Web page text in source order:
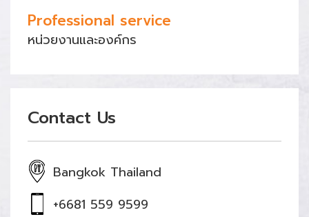
Professional service
หน่วยงานและองค์กร
Contact Us
Bangkok Thailand
+6681 559 9599